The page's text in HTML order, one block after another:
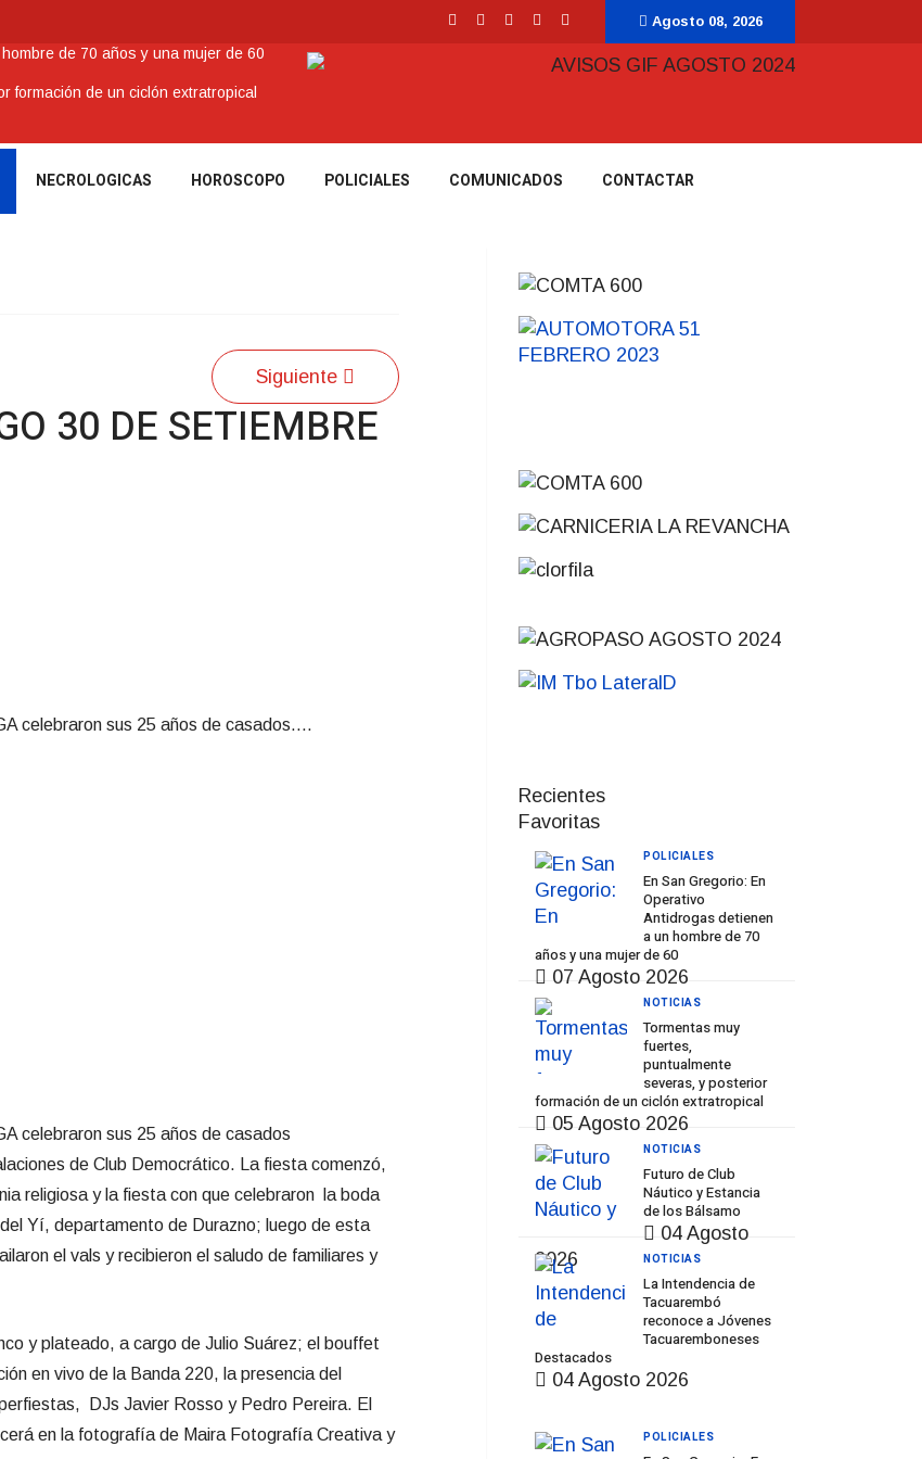
de 70 años y una mujer de 60
formación de un ciclón extratropical
Destacados
Agosto 08, 2026
NECROLOGICAS HOROSCOPO POLICIALES COMUNICADOS CONTACTAR
Siguiente
30 DE SETIEMBRE
celebraron sus 25 años de casados....
celebraron sus 25 años de casados
de Club Democrático. La fiesta comenzó,
religiosa y la fiesta con que celebraron la boda
Yí, departamento de Durazno; luego de esta
el vals y recibieron el saludo de familiares y
y plateado, a cargo de Julio Suárez; el bouffet
en vivo de la Banda 220, la presencia del
DJs Javier Rosso y Pedro Pereira. El
en la fotografía de Maira Fotografía Creativa y
Recientes
Favoritas
En San Gregorio: En
Operativo
Antidrogas detienen
a un hombre de 70
años y una mujer de 60
07 Agosto 2026
POLICIALES
Tormentas muy
fuertes,
puntualmente
severas, y posterior
formación de un ciclón extratropical
05 Agosto 2026
NOTICIAS
Futuro de Club
Náutico y Estancia
de los Bálsamo
04 Agosto
2026
NOTICIAS
La Intendencia de
Tacuarembó
reconoce a Jóvenes
Tacuaremboneses
Destacados
04 Agosto 2026
NOTICIAS
POLICIALES